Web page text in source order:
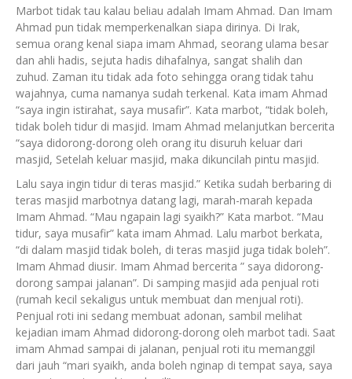
Marbot tidak tau kalau beliau adalah Imam Ahmad. Dan Imam
Ahmad pun tidak memperkenalkan siapa dirinya. Di Irak,
semua orang kenal siapa imam Ahmad, seorang ulama besar
dan ahli hadis, sejuta hadis dihafalnya, sangat shalih dan
zuhud. Zaman itu tidak ada foto sehingga orang tidak tahu
wajahnya, cuma namanya sudah terkenal. Kata imam Ahmad
“saya ingin istirahat, saya musafir”. Kata marbot, “tidak boleh,
tidak boleh tidur di masjid. Imam Ahmad melanjutkan bercerita
“saya didorong-dorong oleh orang itu disuruh keluar dari
masjid, Setelah keluar masjid, maka dikuncilah pintu masjid.
Lalu saya ingin tidur di teras masjid.” Ketika sudah berbaring di
teras masjid marbotnya datang lagi, marah-marah kepada
Imam Ahmad. “Mau ngapain lagi syaikh?” Kata marbot. “Mau
tidur, saya musafir” kata imam Ahmad. Lalu marbot berkata,
“di dalam masjid tidak boleh, di teras masjid juga tidak boleh”.
Imam Ahmad diusir. Imam Ahmad bercerita ” saya didorong-
dorong sampai jalanan”. Di samping masjid ada penjual roti
(rumah kecil sekaligus untuk membuat dan menjual roti).
Penjual roti ini sedang membuat adonan, sambil melihat
kejadian imam Ahmad didorong-dorong oleh marbot tadi. Saat
imam Ahmad sampai di jalanan, penjual roti itu memanggil
dari jauh “mari syaikh, anda boleh nginap di tempat saya, saya